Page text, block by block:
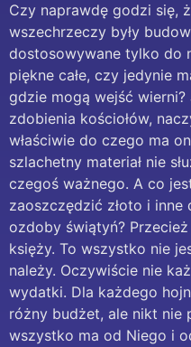
Czy naprawdę godzi się,
wszechrzeczy były
dostosowywane tylko do
piękne całe, czy jedynie
gdzie mogą wejść wierni?
zdobienia kościołów,
właściwie do czego ma
szlachetny materiał nie
czegoś ważnego. A co
zaoszczędzić złoto i inne
ozdoby świątyń?
księży. To wszystko nie
należy. Oczywiście nie
wydatki. Dla każdego
różny budżet, ale nikt nie
wszystko ma od Niego i